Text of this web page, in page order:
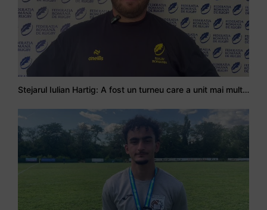
Stejarul Iulian Hartig: A fost un turneu care a unit mai mult echipa